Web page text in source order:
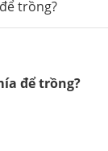
trồng?
để trồng?